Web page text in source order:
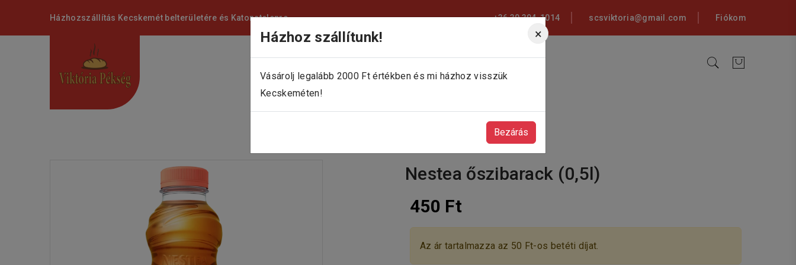
Házhoz szállítunk! ×
Vásárolj legalább 2000 Ft értékben és mi házhoz visszük
Kecskeméten!
Bezárás
Házhozszállítás Kecskemét belterületére és Katonatelepre +36 30 394-1014 scsviktoria@gmail.com Fiókom
Nestea őszibarack (0,5l)
450 Ft
Az ár tartalmazza az 50 Ft-os betéti díjat.